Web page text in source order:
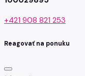
+421 908 821 253
Reagovať na ponuku